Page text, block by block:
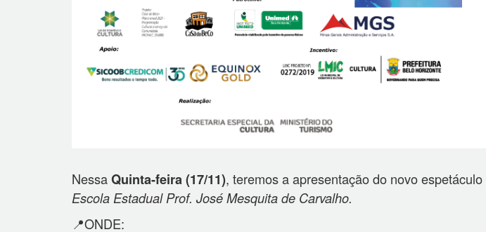
NessaQuinta-feira (17/11), teremos a apresentação do novo espetáculo
Escola Estadual Prof. José Mesquita de Carvalho.
📍ONDE: